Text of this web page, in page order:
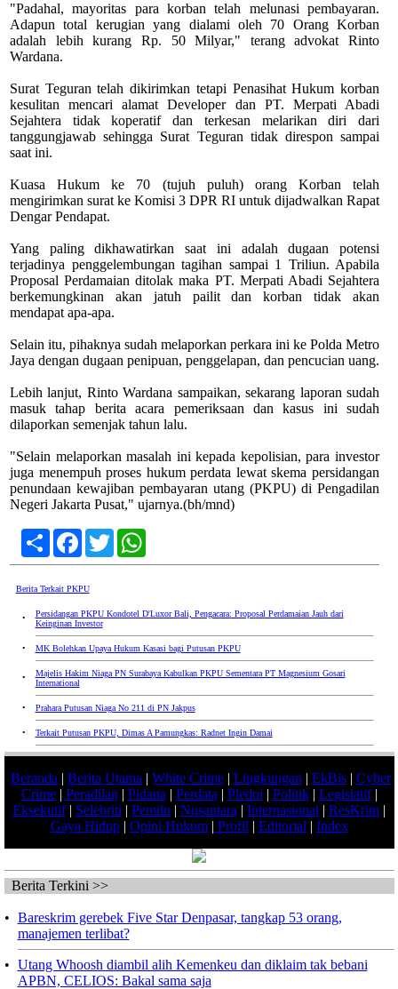
"Padahal, mayoritas para korban telah melunasi pembayaran.
Adapun total kerugian yang dialami oleh 70 Orang Korban
adalah lebih kurang Rp. 50 Milyar," terang advokat Rinto
Wardana.
Surat Teguran telah dikirimkan tetapi Penasihat Hukum korban
kesulitan mencari alamat Developer dan PT. Merpati Abadi
Sejahtera tidak koperatif dan terkesan melarikan diri dari
tanggungjawab sehingga Surat Teguran tidak direspon sampai
saat ini.
Kuasa Hukum ke 70 (tujuh puluh) orang Korban telah
mengirimkan surat ke Komisi 3 DPR RI untuk dijadwalkan Rapat
Dengar Pendapat.
Yang paling dikhawatirkan saat ini adalah dugaan potensi
terjadinya penggelembungan tagihan sampai 1 Triliun. Apabila
Proposal Perdamaian ditolak maka PT. Merpati Abadi Sejahtera
berkemungkinan akan jatuh pailit dan korban tidak akan
mendapat apa-apa.
Selain itu, pihaknya sudah melaporkan perkara ini ke Polda Metro
Jaya dengan dugaan penipuan, penggelapan, dan pencucian uang.
Lebih lanjut, Rinto Wardana sampaikan, sekarang laporan sudah
masuk tahap berita acara pemeriksaan dan kasus ini sudah
dilaporkan semenjak tahun lalu.
"Selain melaporkan masalah ini kepada kepolisian, para investor
juga menempuh proses hukum perdata lewat skema persidangan
penundaan kewajiban pembayaran utang (PKPU) di Pengadilan
Negeri Jakarta Pusat," ujarnya.(bh/mnd)
ShareFacebook
TwitterWhatsApp
Berita Terkait PKPU
•
Persidangan PKPU Kondotel D'Luxor Bali, Pengacara: Proposal Perdamaian Jauh dari
Keinginan Investor
• MK Bolehkan Upaya Hukum Kasasi bagi Putusan PKPU
•
Majelis Hakim Niaga PN Surabaya Kabulkan PKPU Sementara PT Magnesium Gosari
International
• Prahara Putusan Niaga No 211 di PN Jakpus
• Terkait Putusan PKPU, Dimas A Pamungkas: Radnet Ingin Damai
Beranda | Berita Utama | White Crime | Lingkungan | EkBis | Cyber
Crime| Peradilan | Pidana | Perdata | Pledoi | Politik| Legislatif|
Eksekutif| Selebriti | Pemilu | Nusantara | Internasional | ResKrim |
Gaya Hidup| Opini Hukum| Profil | Editorial | Index
Berita Terkini >>
• Bareskrim gerebek Five Star Denpasar, tangkap 53 orang,
manajemen terlibat?
• Utang Whoosh diambil alih Kemenkeu dan diklaim tak bebani
APBN, CELIOS: Bakal sama saja